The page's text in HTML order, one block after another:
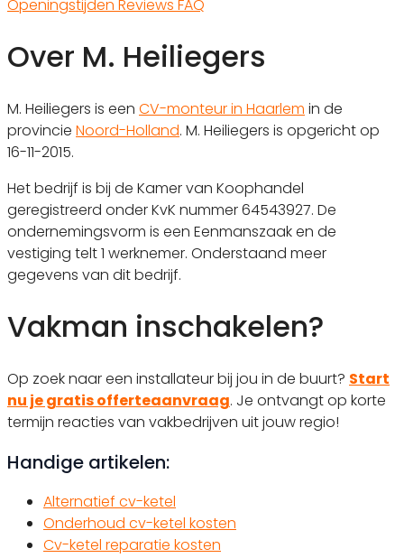
Openingstijden Reviews FAQ
Over M. Heiliegers
M. Heiliegers is een CV-monteur in Haarlem in de
provincie Noord-Holland. M. Heiliegers is opgericht op
16-11-2015.
Het bedrijf is bij de Kamer van Koophandel
geregistreerd onder KvK nummer 64543927. De
ondernemingsvorm is een Eenmanszaak en de
vestiging telt 1 werknemer. Onderstaand meer
gegevens van dit bedrijf.
Vakman inschakelen?
Op zoek naar een installateur bij jou in de buurt? Start
nu je gratis offerteaanvraag. Je ontvangt op korte
termijn reacties van vakbedrijven uit jouw regio!
Handige artikelen:
Alternatief cv-ketel
Onderhoud cv-ketel kosten
Cv-ketel reparatie kosten